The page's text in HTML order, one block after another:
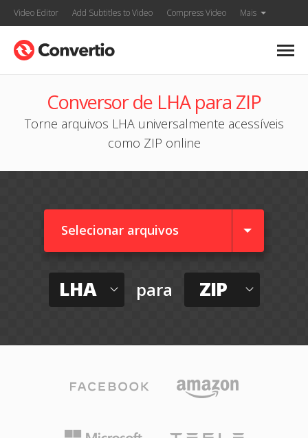
Video Editor Add Subtitles to Video Compress Video Mais
Conversor de LHA para ZIP
Torne arquivos LHA universalmente acessíveis
como ZIP online
Selecionar arquivos
LHA para ZIP